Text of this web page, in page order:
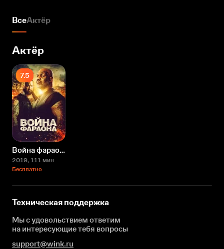
ВсеАктёр
Актёр
7.5
Война фараона
2019, 111 мин
Бесплатно
Техническая поддержка
Мы с удовольствием ответим
на интересующиетебя вопросы
support@wink.ru